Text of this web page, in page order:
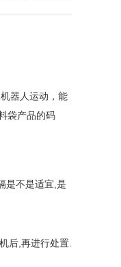
器人运动，能
袋产品的码
是不是适宜,是
后,再进行处置.